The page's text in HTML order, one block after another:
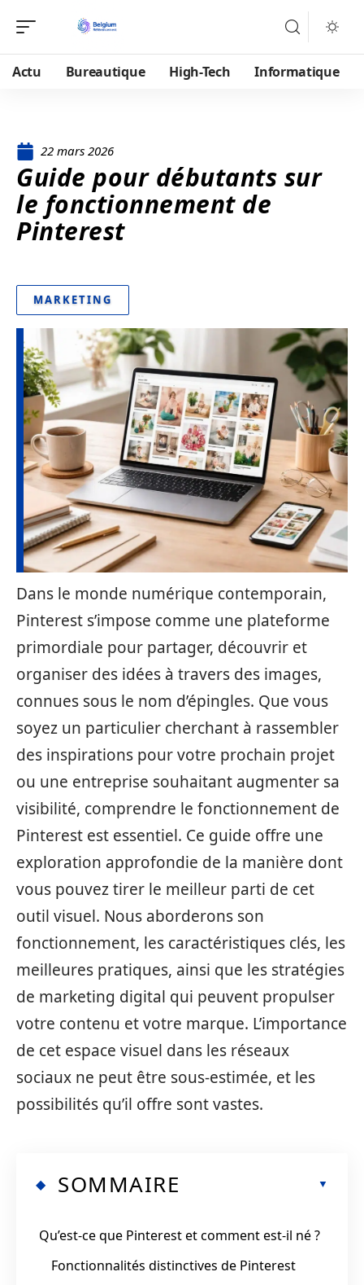
Actu Bureautique High-Tech Informatique
22 mars 2026
Guide pour débutants sur
le fonctionnement de
Pinterest
MARKETING
Dans le monde numérique contemporain,
Pinterest s’impose comme une plateforme
primordiale pour partager, découvrir et
organiser des idées à travers des images,
connues sous le nom d’épingles. Que vous
soyez un particulier cherchant à rassembler
des inspirations pour votre prochain projet
ou une entreprise souhaitant augmenter sa
visibilité, comprendre le fonctionnement de
Pinterest est essentiel. Ce guide offre une
exploration approfondie de la manière dont
vous pouvez tirer le meilleur parti de cet
outil visuel. Nous aborderons son
fonctionnement, les caractéristiques clés, les
meilleures pratiques, ainsi que les stratégies
de marketing digital qui peuvent propulser
votre contenu et votre marque. L’importance
de cet espace visuel dans les réseaux
sociaux ne peut être sous-estimée, et les
possibilités qu’il offre sont vastes.
SOMMAIRE
Qu’est-ce que Pinterest et comment est-il né ?
Fonctionnalités distinctives de Pinterest